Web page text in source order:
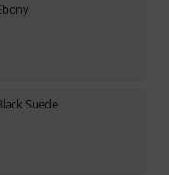
Suede